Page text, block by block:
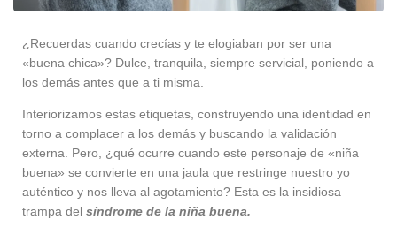
¿Recuerdas cuando crecías y te elogiaban por ser una
«buena chica»? Dulce, tranquila, siempre servicial, poniendo a
los demás antes que a ti misma.
Interiorizamos estas etiquetas, construyendo una identidad en
torno a complacer a los demás y buscando la validación
externa. Pero, ¿qué ocurre cuando este personaje de «niña
buena» se convierte en una jaula que restringe nuestro yo
auténtico y nos lleva al agotamiento? Esta es la insidiosa
trampa del síndrome de la niña buena.